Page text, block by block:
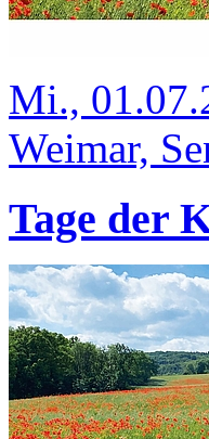
Mi.,
Weimar,
Tage der